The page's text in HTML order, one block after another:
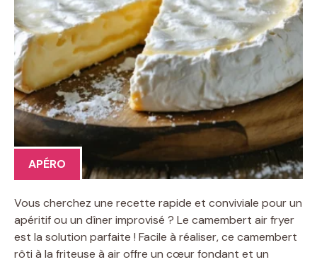
APÉRO
Vous cherchez une recette rapide et conviviale pour un
apéritif ou un dîner improvisé ? Le camembert air fryer
est la solution parfaite ! Facile à réaliser, ce camembert
rôti à la friteuse à air offre un cœur fondant et un